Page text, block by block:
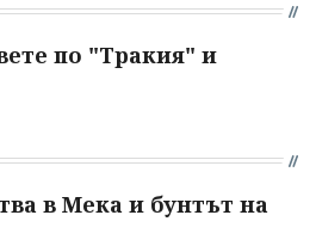
по "Тракия" и
в Мека и бунтът на